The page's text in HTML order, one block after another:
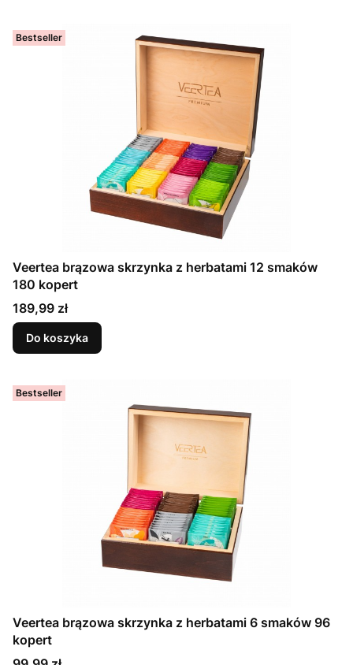
Bestseller
Veertea brązowa skrzynka z herbatami 12 smaków
180 kopert
Cena
189,99 zł
Do koszyka
Bestseller
Veertea brązowa skrzynka z herbatami 6 smaków 96
kopert